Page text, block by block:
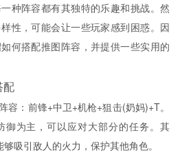
种阵容都有其独特的乐趣和挑战。然
性，可能会让一些玩家感到困惑。因
何搭配推图阵容，并提供一些实用的
配
：前锋+中卫+机枪+狙击(奶妈)+T。
御为主，可以应对大部分的任务。其
吸引敌人的火力，保护其他角色。